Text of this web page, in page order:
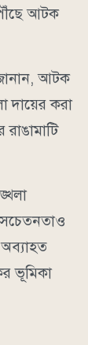
আটক
আটক
দায়ের করা
সচেতনতাও
ভূমিকা